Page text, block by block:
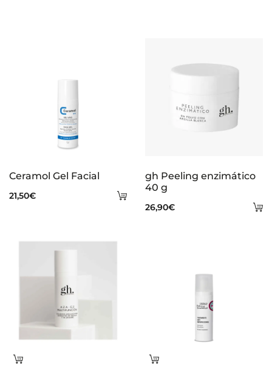
Añadir
Ceramol Gel Facial
21,50€
gh Peeling enzimático
40 g
26,90€
Leer
Leer